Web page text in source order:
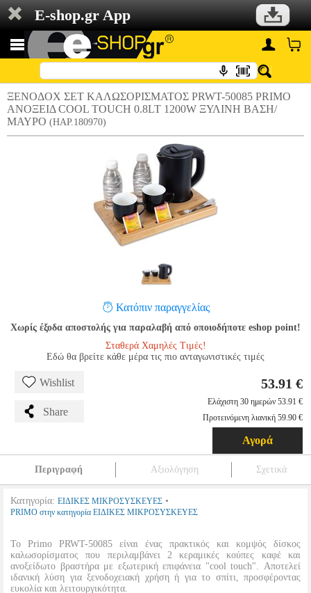
E-shop.gr App
ΞΕΝΟΔΟΧ ΣΕΤ ΚΑΛΩΣΟΡΙΣΜΑΤΟΣ PRWT-50085 PRIMO
ΑΝΟΞΕΙΔ COOL TOUCH 0.8LT 1200W ΞΥΛΙΝΗ ΒΑΣΗ/
ΜΑΥΡΟ (HAP.180970)
Κατόπιν παραγγελίας
Χωρίς έξοδα αποστολής για παραλαβή από οποιοδήποτε eshop point!
Σταθερά Χαμηλές Τιμές!
Εδώ θα βρείτε κάθε μέρα τις πιο ανταγωνιστικές τιμές
Wishlist
Share
53.91 €
Ελάχιστη 30 ημερών 53.91 €
Προτεινόμενη λιανική 59.90 €
Αγορά
Περιγραφή Αξιολόγηση Σχετικά
Κατηγορία: ΕΙΔΙΚΕΣ ΜΙΚΡΟΣΥΣΚΕΥΕΣ •
PRIMO στην κατηγορία ΕΙΔΙΚΕΣ ΜΙΚΡΟΣΥΣΚΕΥΕΣ
Το Primo PRWT-50085 είναι ένας πρακτικός και κομψός δίσκος
καλωσορίσματος που περιλαμβάνει 2 κεραμικές κούπες καφέ και
ανοξείδωτο βραστήρα με εξωτερική επιφάνεια "cool touch". Αποτελεί
ιδανική λύση για ξενοδοχειακή χρήση ή για το σπίτι, προσφέροντας
ευκολία και λειτουργικότητα.